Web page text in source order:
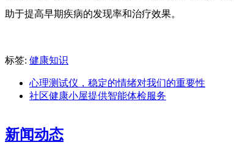
助于提高早期疾病的发现率和治疗效果。
标签: 健康知识
心理测试仪，稳定的情绪对我们的重要性
社区健康小屋提供智能体检服务
新闻动态